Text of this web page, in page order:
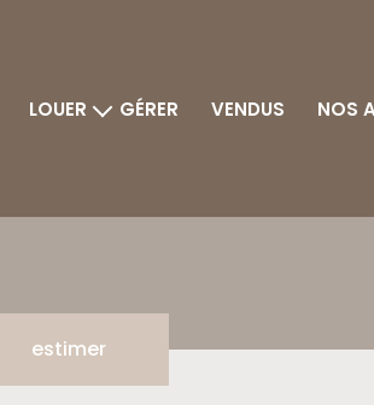
LOUER GÉRER VENDUS NOS
estimer